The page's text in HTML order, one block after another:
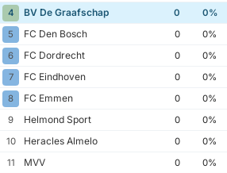
4
BV De Graafschap 0 0%
5
FC Den Bosch 0 0%
6
FC Dordrecht 0 0%
7
FC Eindhoven 0 0%
8
FC Emmen 0 0%
9
Helmond Sport 0 0%
10
Heracles Almelo 0 0%
11
MVV 0 0%